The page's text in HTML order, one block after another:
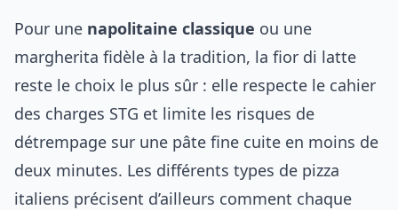
Pour une napolitaine classique ou une
margherita fidèle à la tradition, la fior di latte
reste le choix le plus sûr : elle respecte le cahier
des charges STG et limite les risques de
détrempage sur une pâte fine cuite en moins de
deux minutes. Les différents types de pizza
italiens précisent d’ailleurs comment chaque